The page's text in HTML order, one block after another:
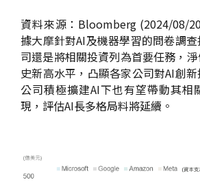
資料來源：Bloomberg (2024/08/
據大摩針對AI及機器學習的問卷調
司還是將相關投資列為首要任務，
史新高水平，凸顯各家公司對AI創
公司積極擴建AI下也有望帶動其相
現，評估AI長多格局料將延續。